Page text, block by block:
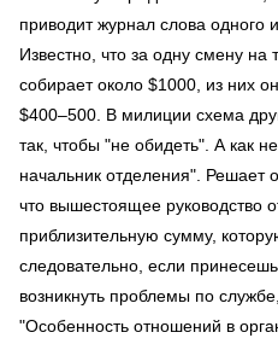
приводит журнал слова одного
Известно, что за одну смену на
собирает около $1000, из них
$400–500. В милиции схема
так, чтобы "не обидеть". А как
начальник отделения". Решает
что вышестоящее руководство
приблизительную сумму,
следовательно, если
возникнуть проблемы по
"Особенность отношений в